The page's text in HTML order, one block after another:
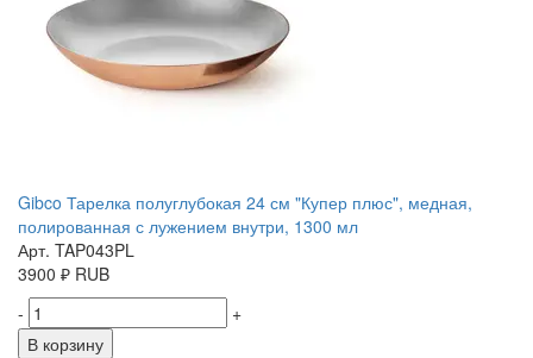
Gibco Тарелка полуглубокая 24 см "Купер плюс", медная,
полированная с лужением внутри, 1300 мл
Арт. TAP043PL
3900 ₽ RUB
-
+
В корзину